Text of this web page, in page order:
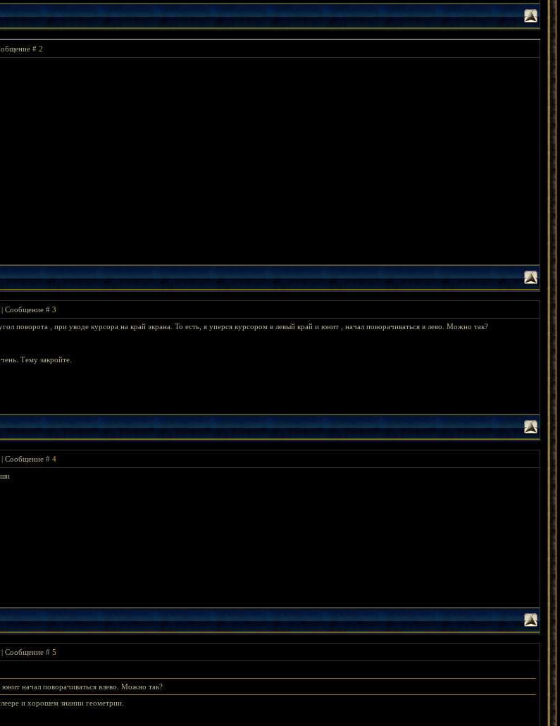
# 2
| Сообщение # 3
поворота , при уводе курсора на край экрана. То есть, я уперся курсором в левый край и юнит , начал поворачиваться в лево. Можно так?
Тему закройте.
| Сообщение # 4
| Сообщение # 5
начал поворачиваться влево. Можно так?
и хорошем знании геометрии.